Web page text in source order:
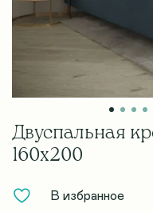
Двуспальная
160х200
В избранное